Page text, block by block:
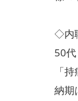
◇内
50
「
納期